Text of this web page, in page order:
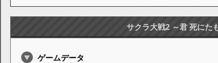
サクラ大戦2 ～君 死にた
ゲームデータ